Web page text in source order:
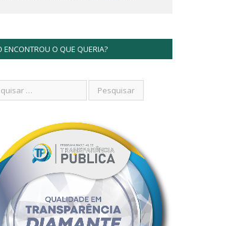
ENCONTROU O QUE QUERIA?